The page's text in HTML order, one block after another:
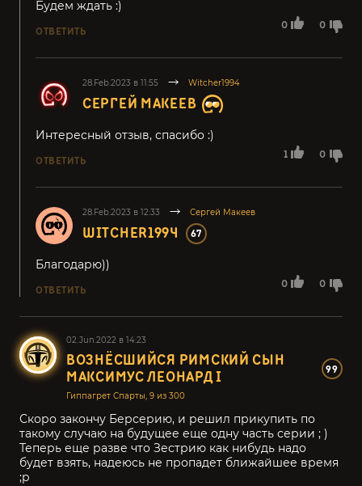
0 0
Будем ждать :)
ОТВЕТИТЬ
28.Feb.2023 в 11:55 Witcher1994
СЕРГЕЙ МАКЕЕВ
1 0
Интересный отзыв, спасибо :)
ОТВЕТИТЬ
28.Feb.2023 в 12:33 Сергей Макеев
WITCHER1994 67
0 0
Благодарю))
ОТВЕТИТЬ
02.Jun.2022 в 14:23
ВОЗНЁСШИЙСЯ РИМСКИЙ СЫН
МАКСИМУС ЛЕОНАРД I
99
Гиппагрет Спарты, 9 из 300
Скоро закончу Берсерию, и решил прикупить по
такому случаю на будущее еще одну часть серии ; )
Теперь еще разве что Зестрию как нибудь надо
будет взять, надеюсь не пропадет ближайшее время
;p